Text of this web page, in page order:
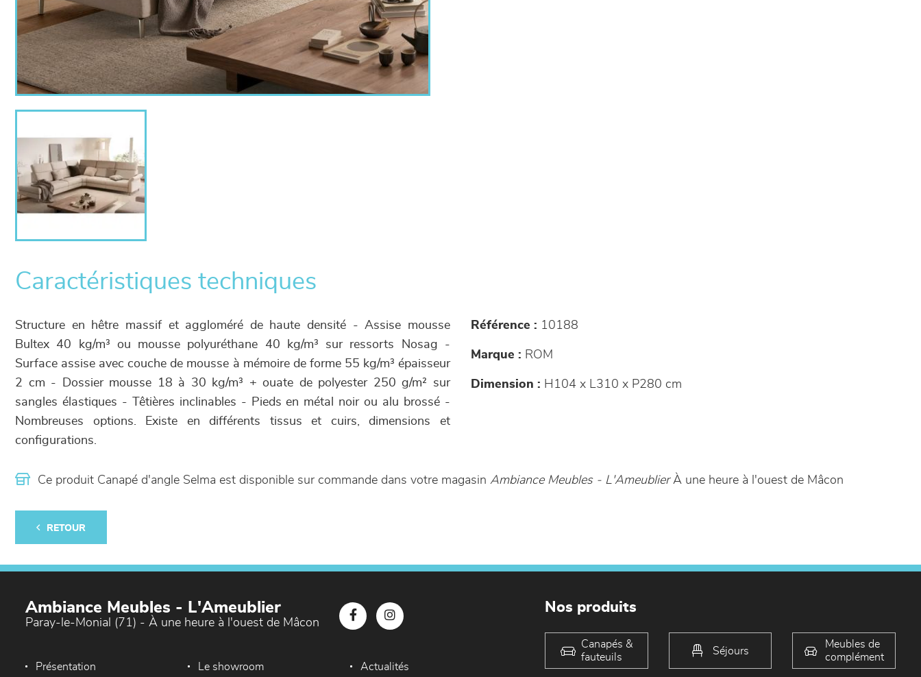
Caractéristiques techniques
Structure en hêtre massif et aggloméré de haute densité - Assise mousse
Bultex 40 kg/m³ ou mousse polyuréthane 40 kg/m³ sur ressorts Nosag -
Surface assise avec couche de mousse à mémoire de forme 55 kg/m³ épaisseur
2 cm - Dossier mousse 18 à 30 kg/m³ + ouate de polyester 250 g/m² sur
sangles élastiques - Têtières inclinables - Pieds en métal noir ou alu brossé -
Nombreuses options. Existe en différents tissus et cuirs, dimensions et
configurations.
Référence : 10188
Marque : ROM
Dimension : H104 x L310 x P280 cm
Ce produit Canapé d'angle Selma est disponible sur commande dans votre magasin Ambiance Meubles - L'AmeublierÀ une heure à l'ouest de Mâcon
RETOUR
Ambiance Meubles - L'Ameublier
Paray-le-Monial (71) - À une heure à l'ouest de Mâcon
Présentation Le showroom Actualités
Nos produits
Canapés &
fauteuils
Séjours
Meubles de
complément